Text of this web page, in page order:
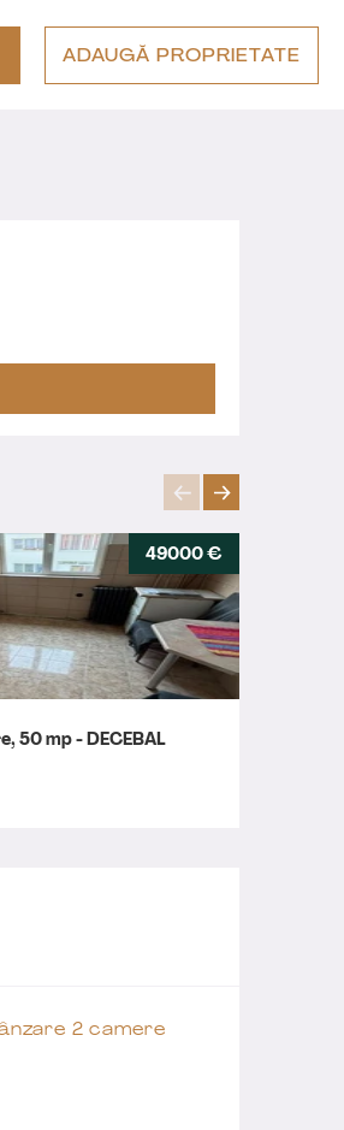
ADAUGĂ PROPRIETATE
49000 €
50 mp - DECEBAL
2 camere